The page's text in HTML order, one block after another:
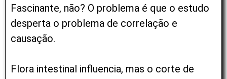
Fascinante, não? O problema é que o estudo
desperta o problema de correlação e
causação.
Flora intestinal influencia, mas o corte de